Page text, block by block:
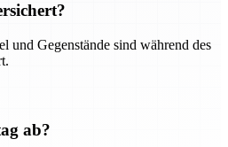
und Gegenstände sind während des
ab?